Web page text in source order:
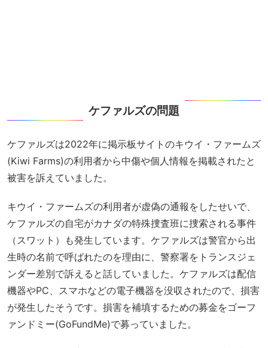
ケファルズの問題
ケファルズは2022年に掲示板サイトのキウイ・ファームズ
(Kiwi Farms)の利用者から中傷や個人情報を掲載されたと
被害を訴えていました。
キウイ・ファームズの利用者が虚偽の通報をしたせいで、
ケファルズの自宅がカナダの特殊捜査班に捜索される事件
（スワット）も発生しています。ケファルズは警官から出
生時の名前で呼ばれたのを理由に、警察署をトランスジェ
ンダー差別で訴えると話していました。ケファルズは配信
機器やPC、スマホなどの電子機器を没収されたので、損害
が発生したそうです。損害を補填するための募金をゴーフ
ァンドミー(GoFundMe)で募っていました。